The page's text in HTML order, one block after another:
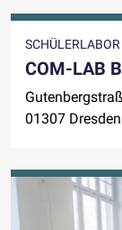
SCHÜLERLABOR
COM-LAB
01307 Dresden